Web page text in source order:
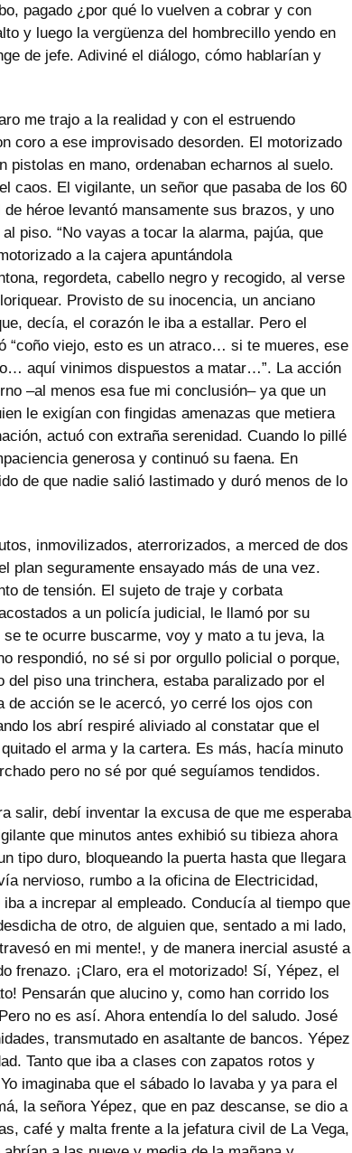
pagado ¿por qué lo vuelven a cobrar y con
y luego la vergüenza del hombrecillo yendo en
de jefe. Adiviné el diálogo, cómo hablarían y
me trajo a la realidad y con el estruendo
coro a ese improvisado desorden. El motorizado
en mano, ordenaban echarnos al suelo.
caos. El vigilante, un señor que pasaba de los 60
héroe levantó mansamente sus brazos, y uno
piso. “No vayas a tocar la alarma, pajúa, que
a la cajera apuntándola
regordeta, cabello negro y recogido, al verse
Provisto de su inocencia, un anciano
decía, el corazón le iba a estallar. Pero el
“coño viejo, esto es un atraco… si te mueres, ese
aquí vinimos dispuestos a matar…”. La acción
–al menos esa fue mi conclusión– ya que un
le exigían con fingidas amenazas que metiera
actuó con extraña serenidad. Cuando lo pillé
generosa y continuó su faena. En
de que nadie salió lastimado y duró menos de lo
inmovilizados, aterrorizados, a merced de dos
plan seguramente ensayado más de una vez.
de tensión. El sujeto de traje y corbata
a un policía judicial, le llamó por su
te ocurre buscarme, voy y mato a tu jeva, la
respondió, no sé si por orgullo policial o porque,
piso una trinchera, estaba paralizado por el
de acción se le acercó, yo cerré los ojos con
los abrí respiré aliviado al constatar que el
el arma y la cartera. Es más, hacía minuto
pero no sé por qué seguíamos tendidos.
salir, debí inventar la excusa de que me esperaba
que minutos antes exhibió su tibieza ahora
tipo duro, bloqueando la puerta hasta que llegara
nervioso, rumbo a la oficina de Electricidad,
a increpar al empleado. Conducía al tiempo que
de otro, de alguien que, sentado a mi lado,
en mi mente!, y de manera inercial asusté a
frenazo. ¡Claro, era el motorizado! Sí, Yépez, el
Pensarán que alucino y, como han corrido los
no es así. Ahora entendía lo del saludo. José
transmutado en asaltante de bancos. Yépez
Tanto que iba a clases con zapatos rotos y
imaginaba que el sábado lo lavaba y ya para el
la señora Yépez, que en paz descanse, se dio a
café y malta frente a la jefatura civil de La Vega,